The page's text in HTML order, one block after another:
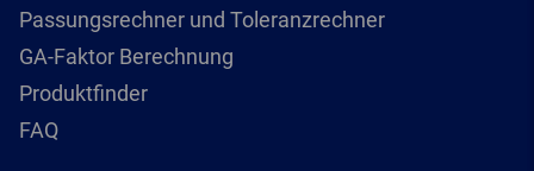
Passungsrechner und Toleranzrechner
GA-Faktor Berechnung
Produktfinder
FAQ